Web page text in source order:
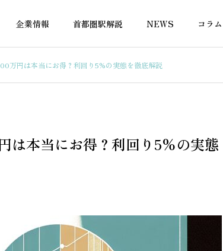
企業情報 首都圏駅解説 NEWS コラム
回り計算に使
ルテンプレー
アパート事業計画書をエクセ
方ガイド
万円は本当にお得？利回り5%の実態を徹底解説
は本当にお得？利回り5%の実態